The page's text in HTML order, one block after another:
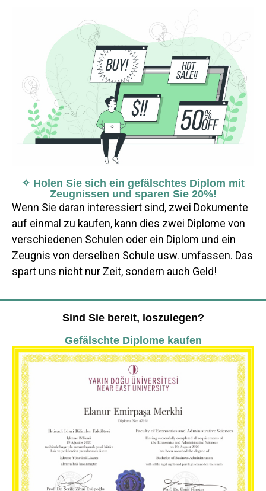
✧ Holen Sie sich ein gefälschtes Diplom mit
Zeugnissen und sparen Sie 20%!
Wenn Sie daran interessiert sind, zwei Dokumente
auf einmal zu kaufen, kann dies zwei Diplome von
verschiedenen Schulen oder ein Diplom und ein
Zeugnis von derselben Schule usw. umfassen. Das
spart uns nicht nur Zeit, sondern auch Geld!
Sind Sie bereit, loszulegen?
Gefälschte Diplome kaufen